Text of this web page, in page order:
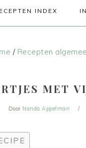
INDEX
/ Recepten
MET
Door Nanda Appelman